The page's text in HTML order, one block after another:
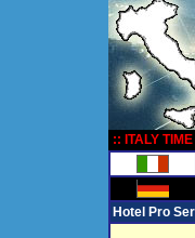
:: ITALY
Hotel Pro